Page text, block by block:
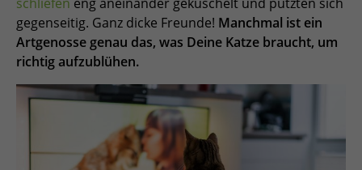
gegenseitig. Ganz dicke Freunde! Manchmal ist ein
Artgenosse genau das, was Deine Katze braucht, um
richtig aufzublühen.